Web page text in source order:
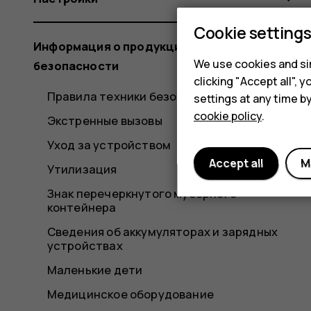
Информация о продукции и технике
безопасности
Правила техники безопасности
Экстренные вызовы
Уход за устройством
Утилизация
Знак перечеркнутого мусорного
контейнера
Сведения об аккумуляторах и зарядных
устройствах
Маленькие дети
Медицинское оборудование
Cookie settings
We use cookies and
clicking "Accept all",
settings at any time
cookie policy.
Accept all